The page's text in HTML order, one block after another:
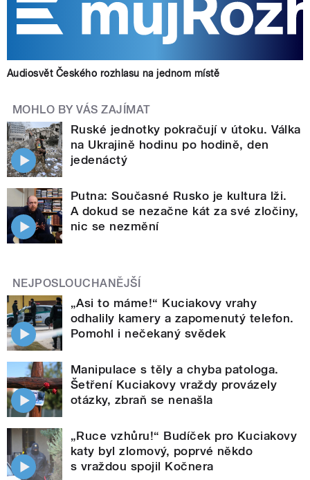
Audiosvět Českého rozhlasu na jednom místě
MOHLO BY VÁS ZAJÍMAT
Ruské jednotky pokračují v útoku. Válka
na Ukrajině hodinu po hodině, den
jedenáctý
Putna: Současné Rusko je kultura lži.
A dokud se nezačne kát za své zločiny,
nic se nezmění
NEJPOSLOUCHANĚJŠÍ
„Asi to máme!“ Kuciakovy vrahy
odhalily kamery a zapomenutý telefon.
Pomohl i nečekaný svědek
Manipulace s těly a chyba patologa.
Šetření Kuciakovy vraždy provázely
otázky, zbraň se nenašla
„Ruce vzhůru!“ Budíček pro Kuciakovy
katy byl zlomový, poprvé někdo
s vraždou spojil Kočnera